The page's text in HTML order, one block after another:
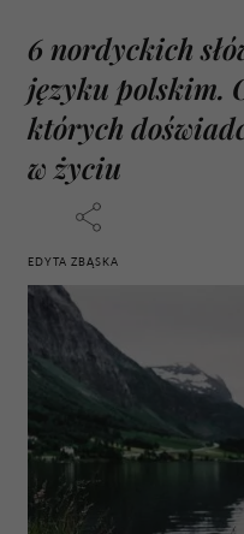
6 nordyckich
języku polskim.
których
w życiu
EDYTA ZBĄSKA